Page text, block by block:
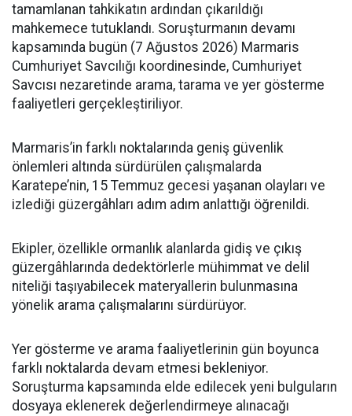
tamamlanan tahkikatın ardından çıkarıldığı
mahkemece tutuklandı. Soruşturmanın devamı
kapsamında bugün (7 Ağustos 2026) Marmaris
Cumhuriyet Savcılığı koordinesinde, Cumhuriyet
Savcısı nezaretinde arama, tarama ve yer gösterme
faaliyetleri gerçekleştiriliyor.
Marmaris’in farklı noktalarında geniş güvenlik
önlemleri altında sürdürülen çalışmalarda
Karatepe’nin, 15 Temmuz gecesi yaşanan olayları ve
izlediği güzergâhları adım adım anlattığı öğrenildi.
Ekipler, özellikle ormanlık alanlarda gidiş ve çıkış
güzergâhlarında dedektörlerle mühimmat ve delil
niteliği taşıyabilecek materyallerin bulunmasına
yönelik arama çalışmalarını sürdürüyor.
Yer gösterme ve arama faaliyetlerinin gün boyunca
farklı noktalarda devam etmesi bekleniyor.
Soruşturma kapsamında elde edilecek yeni bulguların
dosyaya eklenerek değerlendirmeye alınacağı